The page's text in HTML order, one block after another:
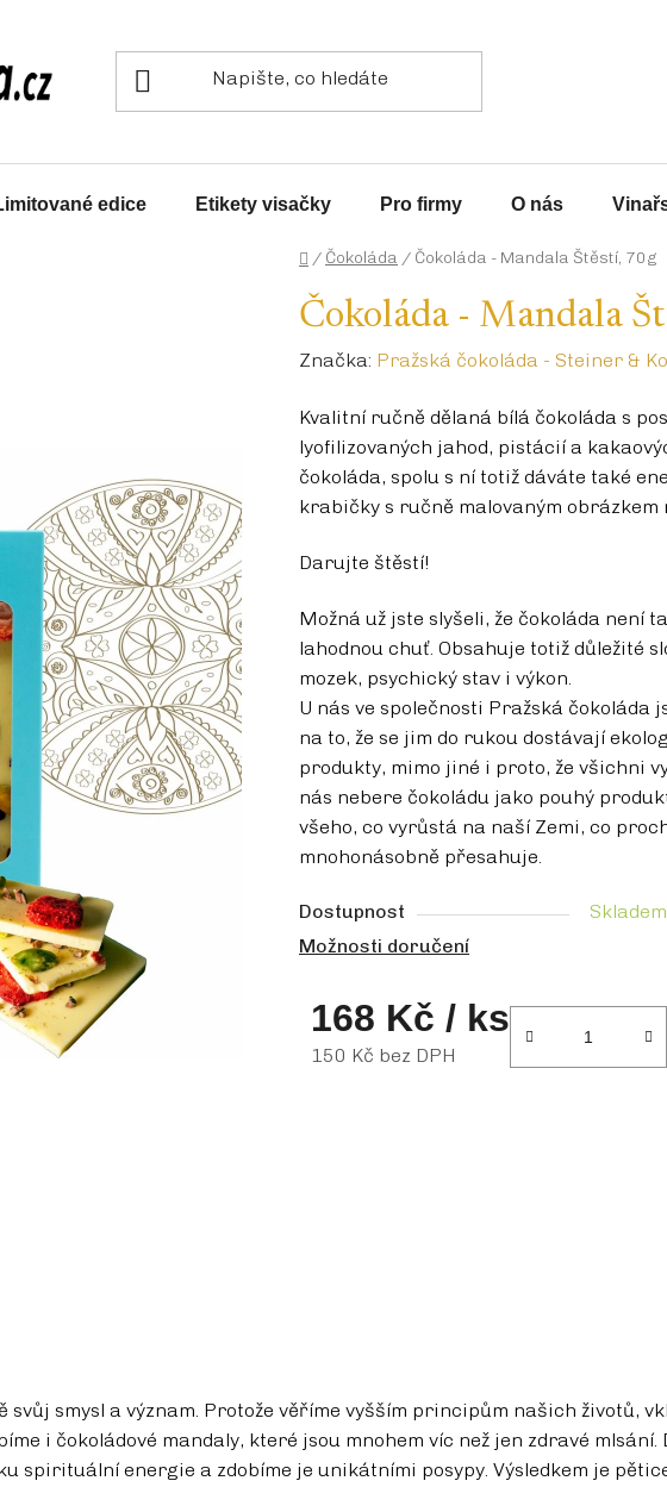
edice Etikety visačky Pro firmy O nás
Domů
/ Čokoláda / Čokoláda - Mandala Štěstí, 70g
Čokoláda - Mandala
Značka: Pražská čokoláda - Steiner &
Kvalitní ručně dělaná bílá čokoláda s
lyofilizovaných jahod, pistácií a
čokoláda, spolu s ní totiž dáváte také
krabičky s ručně malovaným obrázkem
Darujte štěstí!
Možná už jste slyšeli, že čokoláda není
lahodnou chuť. Obsahuje totiž důležité
mozek, psychický stav i výkon.
U nás ve společnosti Pražská
na to, že se jim do rukou dostávají
produkty, mimo jiné i proto, že všichni
nás nebere čokoládu jako pouhý
všeho, co vyrůstá na naší Zemi, co
mnohonásobně přesahuje.
Dostupnost
Skladem
Možnosti doručení
168 Kč / ks
150 Kč bez DPH
svůj smysl a význam. Protože věříme vyšším principům našich životů,
i čokoládové mandaly, které jsou mnohem víc než jen zdravé mlsání.
spirituální energie a zdobíme je unikátními posypy. Výsledkem je